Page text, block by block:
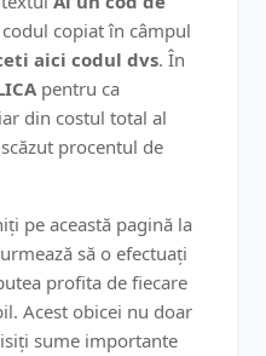
copiat în câmpul
aici codul dvs. În
pentru ca
din costul total al
procentul de
pe această pagină la
să o efectuați
profita de fiecare
Acest obicei nu doar
sume importante